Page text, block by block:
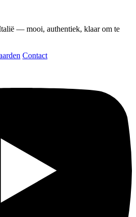
— mooi, authentiek, klaar om te
Contact